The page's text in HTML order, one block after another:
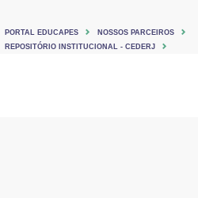
PORTAL EDUCAPES
NOSSOS PARCEIROS
REPOSITÓRIO INSTITUCIONAL - CEDERJ